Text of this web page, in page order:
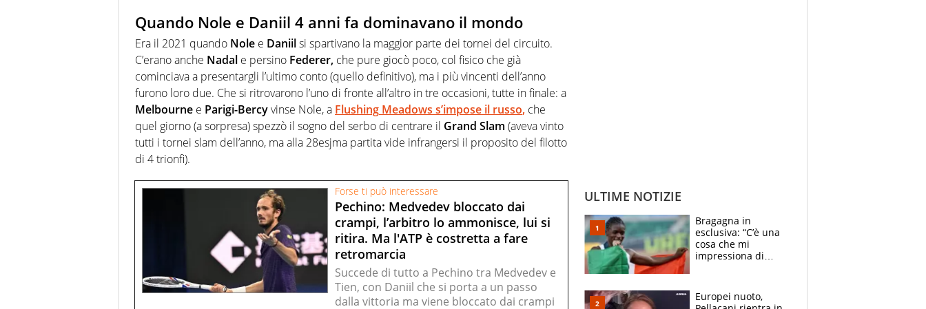
Quando Nole e Daniil 4 anni fa dominavano il mondo
Era il 2021 quando Nole e Daniilsi spartivano la maggior parte dei tornei del circuito.
C’erano anche Nadal e persino Federer, che pure giocò poco, col fisico che già
cominciava a presentargli l’ultimo conto (quello definitivo), ma i più vincenti dell’anno
furono loro due. Che si ritrovarono l’uno di fronte all’altro in tre occasioni, tutte in finale: a
Melbourne e Parigi-Bercyvinse Nole, a Flushing Meadows s’impose il russo, che
quel giorno (a sorpresa) spezzò il sogno del serbo di centrare il Grand Slam (aveva vinto
tutti i tornei slam dell’anno, ma alla 28esjma partita vide infrangersi il proposito del filotto
di 4 trionfi).
Forse ti può interessare
Pechino: Medvedev bloccato dai
crampi, l’arbitro lo ammonisce, lui si
ritira. Ma l'ATP è costretta a fare
retromarcia
Succede di tutto a Pechino tra Medvedev e
Tien, con Daniil che si porta a un passo
dalla vittoria ma viene bloccato dai crampi
ULTIME NOTIZIE
Bragagna in
esclusiva: “C’è una
cosa che mi
impressiona di
E svela la sorpresa
agli Europei
Europei nuoto,